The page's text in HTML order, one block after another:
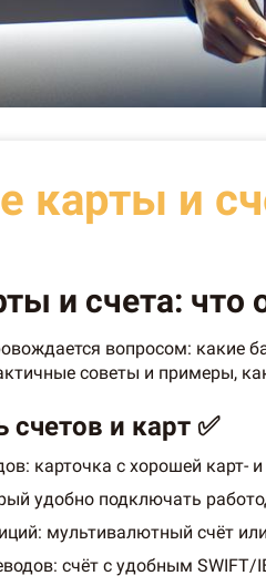
карты и
и счета:
вопросом: какие
советы и примеры,
и карт ✅
карточка с хорошей карт-
удобно подключать
мультивалютный счёт
счёт с удобным